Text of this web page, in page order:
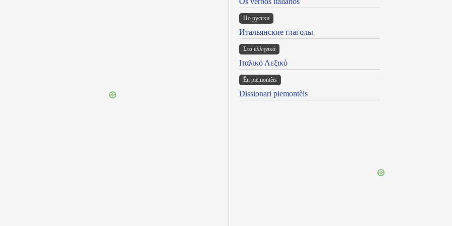
По русски
Итальянские глаголы
Στα ελληνικά
Ιταλικό Λεξικό
Ën piemontèis
Dissionari piemontèis